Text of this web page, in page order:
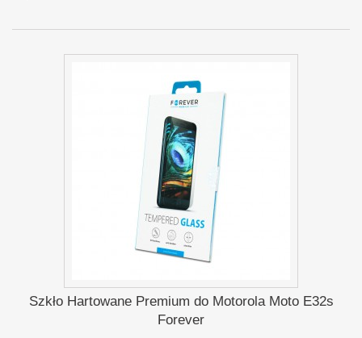
Szkło Hartowane Premium do Motorola Moto E32s
Forever